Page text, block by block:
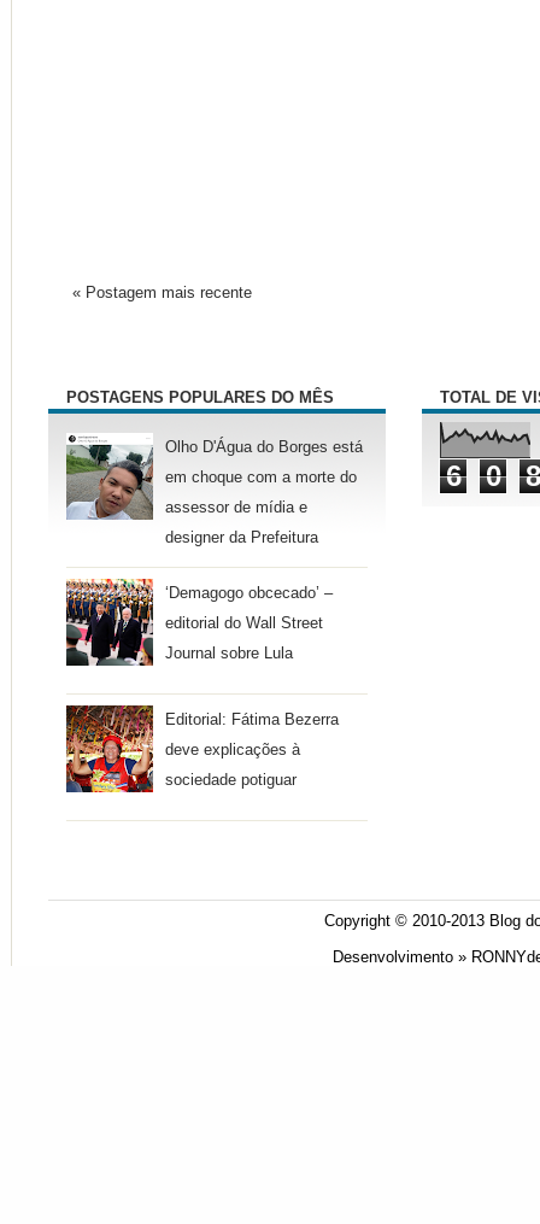
« Postagem mais recente
POSTAGENS POPULARES DO MÊS
Olho D'Água do Borges está
em choque com a morte do
assessor de mídia e
designer da Prefeitura
‘Demagogo obcecado’ –
editorial do Wall Street
Journal sobre Lula
Editorial: Fátima Bezerra
deve explicações à
sociedade potiguar
TOTAL DE
6 0 8
Copyright © 2010-2013 Blog
Desenvolvimento »